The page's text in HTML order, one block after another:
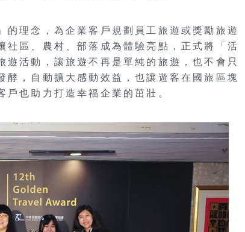
理念，為企業客戶規劃員工旅遊或獎勵旅遊
社區、農村、部落成為體驗亮點，正式將「活
活動，讓旅遊不再是單純的旅遊，也不會只
，自動擴大感動效益，也讓遊客在國旅區塊
也助力打造幸福企業的茁壯。